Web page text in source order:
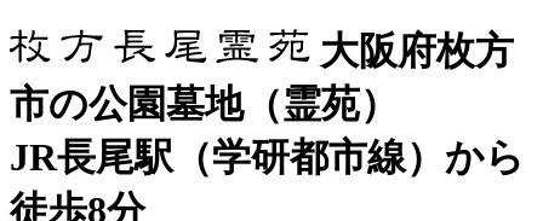
大阪府枚方
市の公園墓地（霊苑）
JR長尾駅（学研都市線）から
徒歩8分